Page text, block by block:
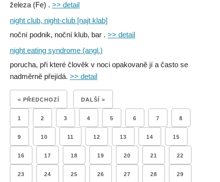
železa (Fe) . >> detail
night club, night-club [najt klab]
noční podnik, noční klub, bar . >> detail
night eating syndrome (angl.)
porucha, při které člověk v noci opakovaně jí a často se
nadměrně přejídá. >> detail
< PŘEDCHOZÍ DALŠÍ >
1 2 3 4 5 6 7 8
9 10 11 12 13 14 15
16 17 18 19 20 21 22
23 24 25 26 27 28 29